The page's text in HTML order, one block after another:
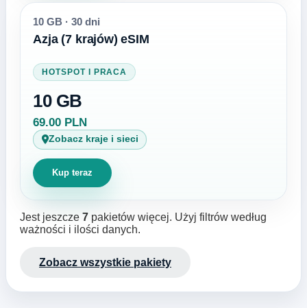
10 GB · 30 dni
Azja (7 krajów) eSIM
HOTSPOT I PRACA
10 GB
69.00 PLN
Zobacz kraje i sieci
Kup teraz
Jest jeszcze 7 pakietów więcej. Użyj filtrów według
ważności i ilości danych.
Zobacz wszystkie pakiety